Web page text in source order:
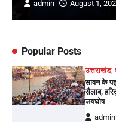
admin August 1,
Popular Posts
उत्तराखंड,
सावन के
सैलाब,
जयघोष
admin